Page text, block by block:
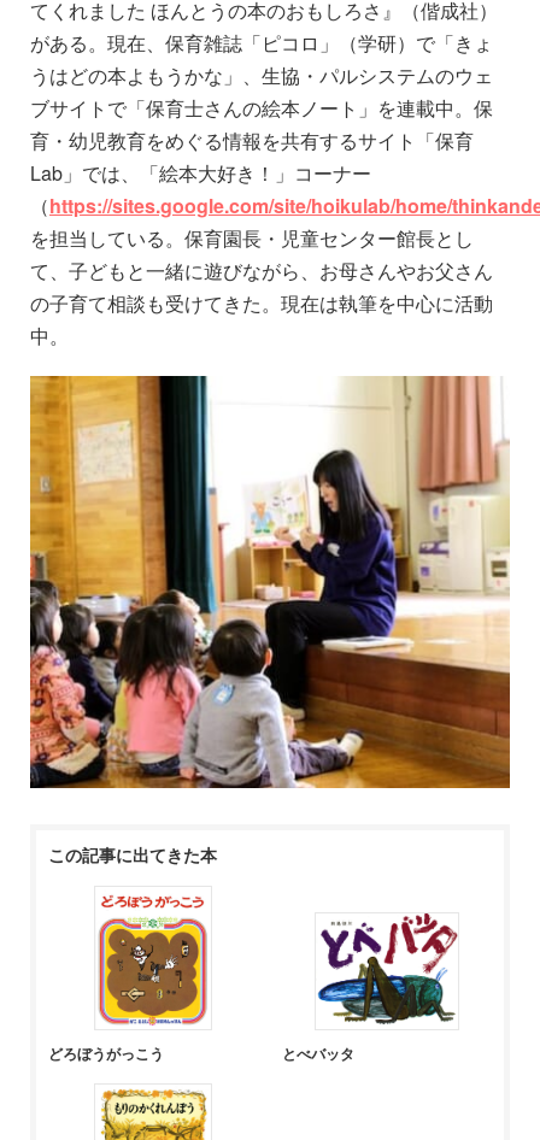
てくれました ほんとうの本のおもしろさ』（偕成社）
がある。現在、保育雑誌「ピコロ」（学研）で「きょ
うはどの本よもうかな」、生協・パルシステムのウェ
ブサイトで「保育士さんの絵本ノート」を連載中。保
育・幼児教育をめぐる情報を共有するサイト「保育
Lab」では、「絵本大好き！」コーナー
（https://sites.google.com/site/hoikulab/home/
を担当している。保育園長・児童センター館長とし
て、子どもと一緒に遊びながら、お母さんやお父さん
の子育て相談も受けてきた。現在は執筆を中心に活動
中。
この記事に出てきた本
どろぼうがっこう とべバッタ